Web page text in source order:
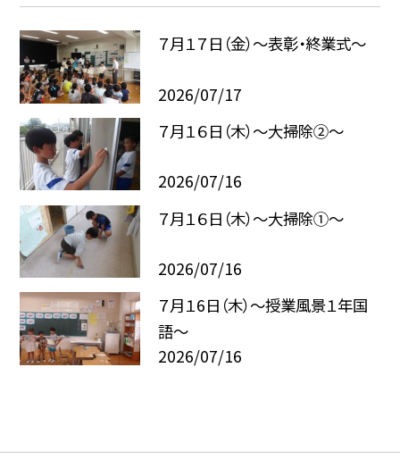
７月１７日（金）～表彰・終業式～
2026/07/17
７月１６日（木）～大掃除②～
2026/07/16
７月１６日（木）～大掃除①～
2026/07/16
７月１6日（木）～授業風景１年国
語～
2026/07/16